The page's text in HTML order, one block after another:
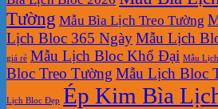
Tường Mẫu Bìa Lịch Treo Tường
Lịch Bloc 365 NgàyMẫu Lịch
giá rẻ Mẫu Lịch Bloc Khổ Đại Mẫu
Bloc Treo Tường Mẫu Lịch Bloc
Lịch Bloc Đẹp Ép Kim Bìa